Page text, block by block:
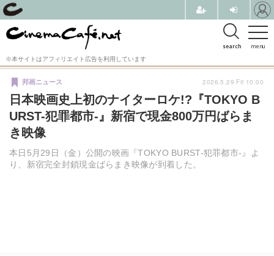
menu
search
※本サイトはアフィリエイト広告を利用しています
日本映画史上初のナイターロケ!?『TOKYO B
URST-犯罪都市-』新宿で現金800万円ばらま
き映像
本日5月29日（金）公開の映画『TOKYO BURST-犯罪都市-』よ
り、新宿完全封鎖現金ばらまき映像が到着した。
邦画ニュース 2026.5.29 Fri 10:00